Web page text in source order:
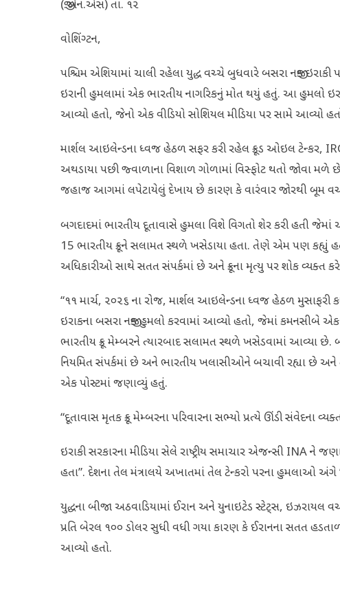
(જી.એન.એસ) તા. ૧૨
વોશિંગ્ટન,
પશ્ચિમ એશિયામાં ચાલી રહેલા યુદ્ધ વચ્ચે બુધવારે બસરા નજીક
ઇરાની હુમલામાં એક ભારતીય નાગરિકનું મોત થયું હતું. આ હુમલો
આવ્યો હતો, જેનો એક વીડિયો સોશિયલ મીડિયા પર સામે આવ્યો
માર્શલ આઇલેન્ડના ધ્વજ હેઠળ સફર કરી રહેલ ક્રૂડ ઓઇલ ટેન્કર,
અથડાયા પછી જ્વાળાના વિશાળ ગોળામાં વિસ્ફોટ થતો જોવા મળે
જહાજ આગમાં લપેટાયેલું દેખાય છે કારણ કે વારંવાર જોરથી બૂમ
બગદાદમાં ભારતીય દૂતાવાસે હુમલા વિશે વિગતો શેર કરી હતી
15 ભારતીય ક્રૂને સલામત સ્થળે ખસેડાયા હતા. તેણે એમ પણ કહ્યું
અધિકારીઓ સાથે સતત સંપર્કમાં છે અને ક્રૂના મૃત્યુ પર શોક વ્યક્ત
“૧૧ માર્ચ, ૨૦૨૬ ના રોજ, માર્શલ આઇલેન્ડના ધ્વજ હેઠળ મુસાફરી
ઇરાકના બસરા નજીક હુમલો કરવામાં આવ્યો હતો, જેમાં કમનસીબે એક
ભારતીય ક્રૂ મેમ્બરને ત્યારબાદ સલામત સ્થળે ખસેડવામાં આવ્યા છે.
નિયમિત સંપર્કમાં છે અને ભારતીય ખલાસીઓને બચાવી રહ્યા છે અને
એક પોસ્ટમાં જણાવ્યું હતું.
“દૂતાવાસ મૃતક ક્રૂ મેમ્બરના પરિવારના સભ્યો પ્રત્યે ઊંડી સંવેદના
ઇરાકી સરકારના મીડિયા સેલે રાષ્ટ્રીય સમાચાર એજન્સી INA ને
હતા”. દેશના તેલ મંત્રાલયે અખાતમાં તેલ ટેન્કરો પરના હુમલાઓ અંગે
યુદ્ધના બીજા અઠવાડિયામાં ઈરાન અને યુનાઇટેડ સ્ટેટ્સ,
પ્રતિ બેરલ ૧૦૦ ડોલર સુધી વધી ગયા કારણ કે ઈરાનના સતત
આવ્યો હતો.